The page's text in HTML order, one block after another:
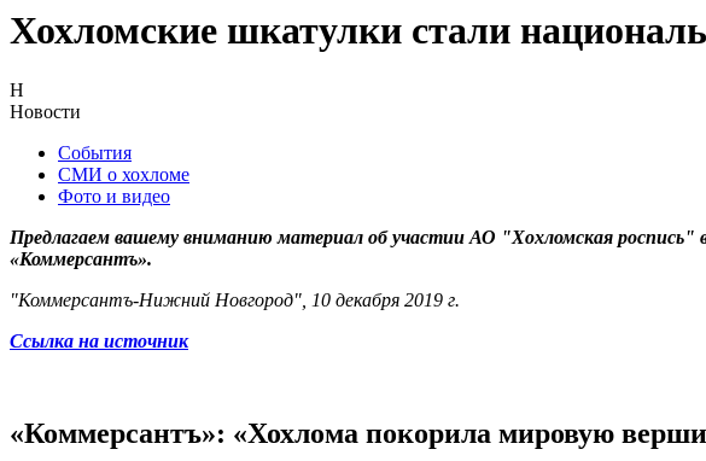
Хохломские шкатулки стали
Н
Новости
События
СМИ о хохломе
Фото и видео
Предлагаем вашему вниманию материал об участии АО "Хохломская
«Коммерсантъ».
"Коммерсантъ-Нижний Новгород", 10 декабря 2019 г.
Ссылка на источник
«Коммерсантъ»: «Хохлома покорила мировую